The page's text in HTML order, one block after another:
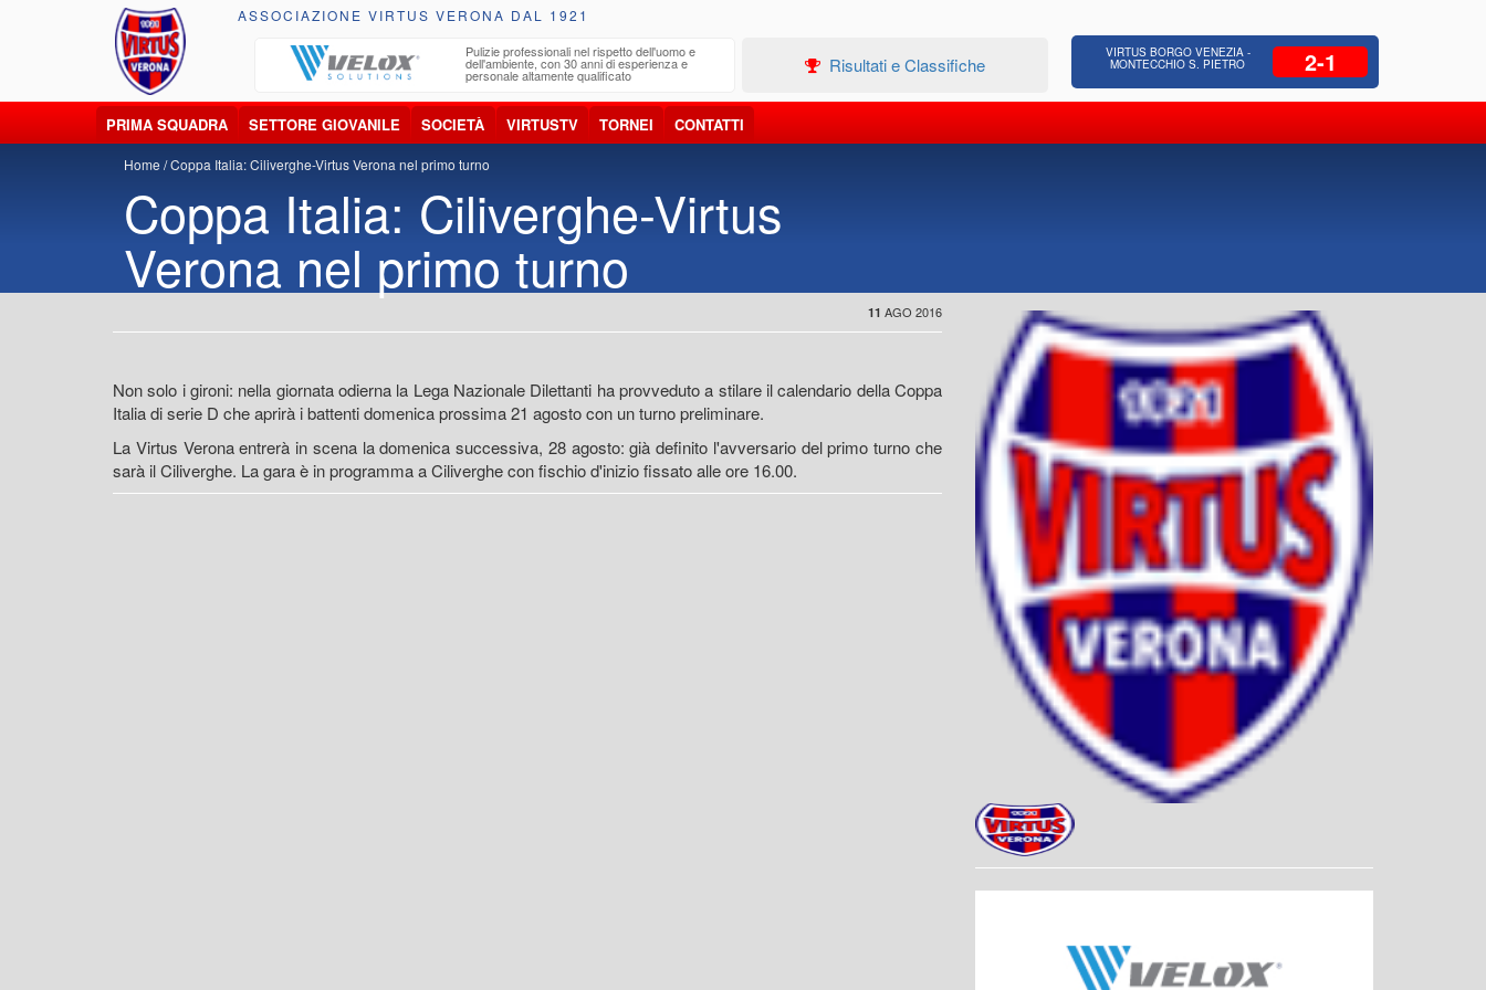
ASSOCIAZIONE VIRTUS VERONA DAL 1921
trasporto, smaltimento e recupero di Pulizie professionali nel rispetto dell'uomo e
dell'ambiente, con 30 anni di esperienza e
personale altamente qualificato
Edilizia Residenziale, Opere pubbliche,
Progettazione Strade, Opere idrauliche, Bonifica
Risultati e Classifiche
VIRTUS BORGO VENEZIA -
MONTECCHIO S. PIETRO 2-1
PRIMA SQUADRA SETTORE GIOVANILE SOCIETÀ VIRTUSTV TORNEI CONTATTI
Home Coppa Italia: Ciliverghe-Virtus Verona nel primo turno
Coppa Italia: Ciliverghe-Virtus
Verona nel primo turno
11 AGO 2016
Non solo i gironi: nella giornata odierna la Lega Nazionale Dilettanti ha provveduto a stilare il calendario della Coppa
Italia di serie D che aprirà i battenti domenica prossima 21 agosto con un turno preliminare.
La Virtus Verona entrerà in scena la domenica successiva, 28 agosto: già definito l'avversario del primo turno che
sarà il Ciliverghe. La gara è in programma a Ciliverghe con fischio d'inizio fissato alle ore 16.00.